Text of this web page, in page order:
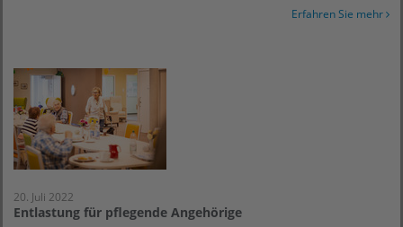
Erfahren Sie mehr
20. Juli 2022
Entlastung für pflegende Angehörige